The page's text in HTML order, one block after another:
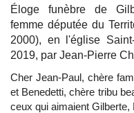
Éloge funèbre de
femme députée du
2000), en l'église
2019, par Jean-Pierre
Cher Jean-Paul, chère
et Benedetti, chère tribu
ceux qui aimaient Gilberte,